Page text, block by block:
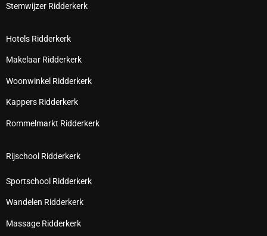
Stemwijzer Ridderkerk
Hotels Ridderkerk
Makelaar Ridderkerk
Woonwinkel Ridderkerk
Kappers Ridderkerk
Rommelmarkt Ridderkerk
Rijschool Ridderkerk
Sportschool Ridderkerk
Wandelen Ridderkerk
Massage Ridderkerk